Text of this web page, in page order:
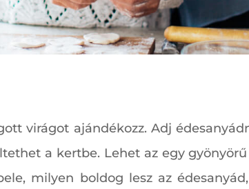
virágot ajándékozz. Adj
a kertbe. Lehet az egy gyönyörű
milyen boldog lesz az